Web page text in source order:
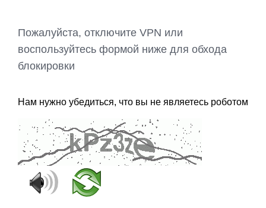
Пожалуйста, отключите VPN или
воспользуйтесь формой ниже для обхода
блокировки
Нам нужно убедиться, что вы не являетесь роботом